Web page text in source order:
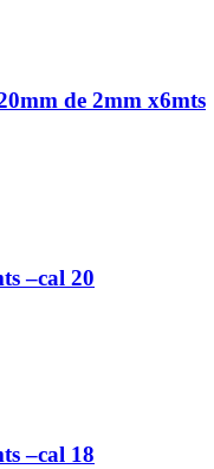
de 2mm x6mts
–cal 20
–cal 18